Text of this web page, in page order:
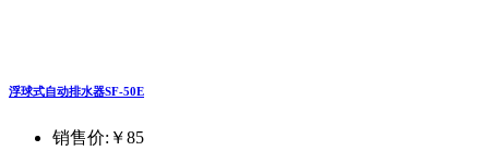
浮球式自动排水器SF-50E
销售价: ￥85